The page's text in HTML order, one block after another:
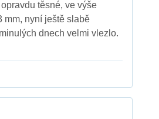
těsné, ve výše
mm, nyní ještě slabě
dnech velmi vlezlo.